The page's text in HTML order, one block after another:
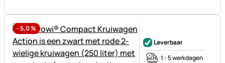
-5,0%
Leverbaar
1 - 5 werkdagen